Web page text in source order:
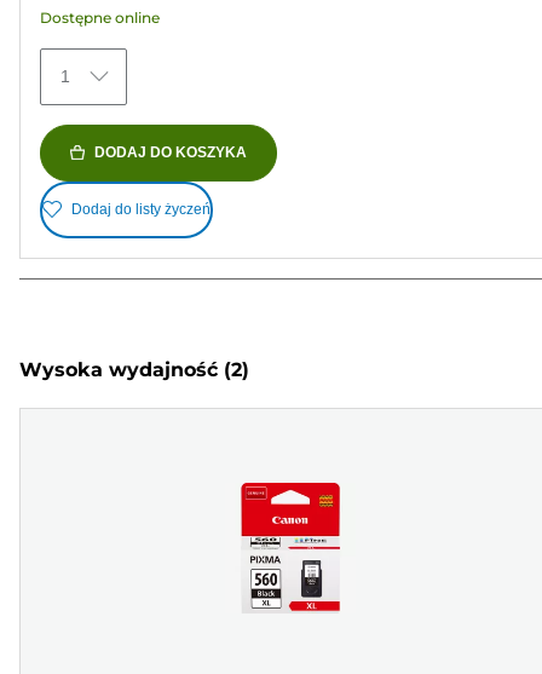
Dostępne online
1
DODAJ DO KOSZYKA
Dodaj do listy życzeń
Wysoka wydajność (2)